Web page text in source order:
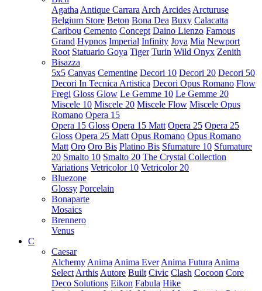
Agatha Antique Carrara Arch Arcides Arcturuse
Belgium Store Beton Bona Dea Buxy Calacatta
Caribou Cemento Concept Daino Lienzo Famous
Grand Hypnos Imperial Infinity Joya Mia Newport
Root Statuario Goya Tiger Turin Wild Onyx Zenith
Bisazza
5x5 Canvas Cementine Decori 10 Decori 20 Decori 50
Decori In Tecnica Artistica Decori Opus Romano Flow
Fregi Gloss Glow Le Gemme 10 Le Gemme 20
Miscele 10 Miscele 20 Miscele Flow Miscele Opus
Romano Opera 15
Opera 15 Gloss Opera 15 Matt Opera 25 Opera 25
Gloss Opera 25 Matt Opus Romano Opus Romano
Matt Oro Oro Bis Platino Bis Sfumature 10 Sfumature
20 Smalto 10 Smalto 20 The Crystal Collection
Variations Vetricolor 10 Vetricolor 20
Bluezone
Glossy Porcelain
Bonaparte
Mosaics
Brennero
Venus
C
Caesar
Alchemy Anima Anima Ever Anima Futura Anima
Select Arthis Autore Built Civic Clash Cocoon Core
Deco Solutions Eikon Fabula Hike